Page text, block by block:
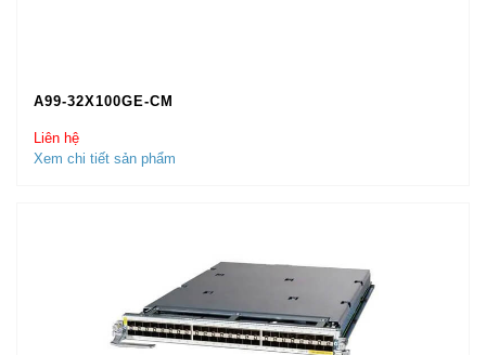
A99-32X100GE-CM
Liên hệ
Xem chi tiết sản phẩm